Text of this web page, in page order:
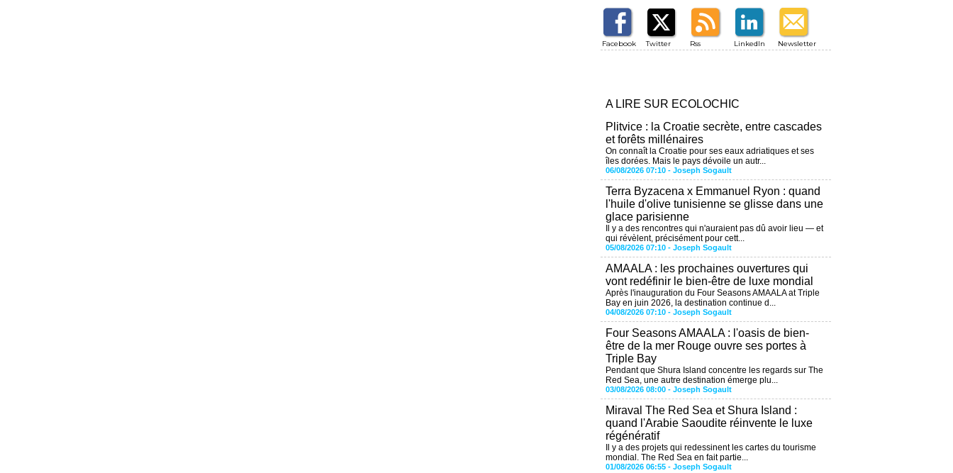
Facebook Twitter Rss LinkedIn Newsletter
A LIRE SUR ECOLOCHIC
Plitvice : la Croatie secrète, entre cascades
et forêts millénaires
On connaît la Croatie pour ses eaux adriatiques et ses
îles dorées. Mais le pays dévoile un autr...
06/08/2026 07:10 - Joseph Sogault
Terra Byzacena x Emmanuel Ryon : quand
l'huile d'olive tunisienne se glisse dans une
glace parisienne
Il y a des rencontres qui n'auraient pas dû avoir lieu — et
qui révèlent, précisément pour cett...
05/08/2026 07:10 - Joseph Sogault
AMAALA : les prochaines ouvertures qui
vont redéfinir le bien-être de luxe mondial
Après l'inauguration du Four Seasons AMAALA at Triple
Bay en juin 2026, la destination continue d...
04/08/2026 07:10 - Joseph Sogault
Four Seasons AMAALA : l'oasis de bien-
être de la mer Rouge ouvre ses portes à
Triple Bay
Pendant que Shura Island concentre les regards sur The
Red Sea, une autre destination émerge plu...
03/08/2026 08:00 - Joseph Sogault
Miraval The Red Sea et Shura Island :
quand l'Arabie Saoudite réinvente le luxe
régénératif
Il y a des projets qui redessinent les cartes du tourisme
mondial. The Red Sea en fait partie...
01/08/2026 06:55 - Joseph Sogault